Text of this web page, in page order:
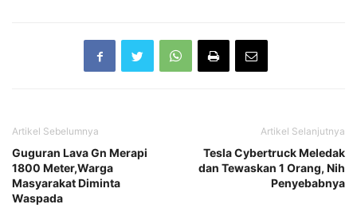
Artikel Sebelumnya
Guguran Lava Gn Merapi
1800 Meter,Warga
Masyarakat Diminta
Waspada
Artikel Selanjutnya
Tesla Cybertruck Meledak
dan Tewaskan 1 Orang, Nih
Penyebabnya